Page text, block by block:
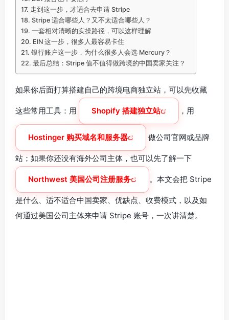
走到这一步，才适合去申请 Stripe
Stripe 适合哪些人？又不太适合哪些人？
一套相对清晰的实操路径，可以这样理解
EIN 这一步，很多人最容易卡住
银行账户这一步，为什么很多人会选 Mercury？
最后总结：Stripe 值不值得做跨境的中国卖家关注？
如果你后面打算搭建自己的跨境电商独立站，可以先收藏
这些常用工具：用 Shopify 搭建独立站 ，用
Hostinger 购买域名和服务器 做公司官网或品牌
站；如果你还没有海外公司主体，也可以先了解一下
Northwest 美国公司注册服务 。本文会把 Stripe
是什么、适不适合中国卖家、优缺点、收费模式，以及如
何通过美国公司主体来申请 Stripe 账号，一次讲清楚。